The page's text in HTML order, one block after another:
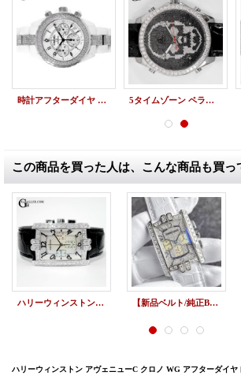
時計アフターダイヤ シャネル J12アフターダイヤ クロノ ベゼルダイヤ/ブレスダイヤ 5タイムゾーン ペラフィネスカル ダイヤ&ブラックダイヤ
この商品を買った人は、こんな商品も買っ
ハリーウィンストン アヴェニューCクロノグラフ WG ダイヤモンド シェル盤 【新品ベルト/純正BOX】HARRY WINSTON ハリーウィンストン アヴェニューC クロノグラフ WG パヴェダイヤ 白 アリゲーターストラップ
ハリーウィンストン アヴェニューC クロノ WG アフターダイヤ